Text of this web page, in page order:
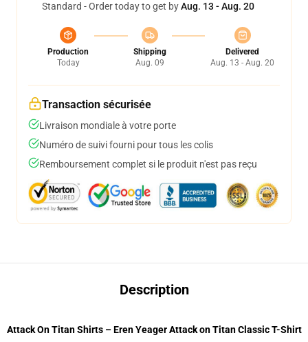
Standard - Order today to get byAug. 13 - Aug. 20
Production
Today
Shipping
Aug. 09
Delivered
Aug. 13 - Aug. 20
Transaction sécurisée
Livraison mondiale à votre porte
Numéro de suivi fourni pour tous les colis
Remboursement complet si le produit n'est pas reçu
Description
Attack On Titan Shirts – Eren Yeager Attack on Titan Classic T-Shirt